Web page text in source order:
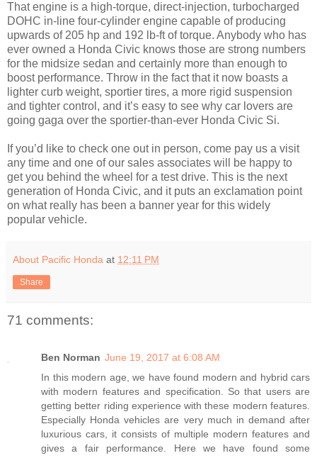
That engine is a high-torque, direct-injection, turbocharged
DOHC in-line four-cylinder engine capable of producing
upwards of 205 hp and 192 lb-ft of torque. Anybody who has
ever owned a Honda Civic knows those are strong numbers
for the midsize sedan and certainly more than enough to
boost performance. Throw in the fact that it now boasts a
lighter curb weight, sportier tires, a more rigid suspension
and tighter control, and it’s easy to see why car lovers are
going gaga over the sportier-than-ever Honda Civic Si.
If you’d like to check one out in person, come pay us a visit
any time and one of our sales associates will be happy to
get you behind the wheel for a test drive. This is the next
generation of Honda Civic, and it puts an exclamation point
on what really has been a banner year for this widely
popular vehicle.
About Pacific Honda at 12:11 PM
Share
71 comments:
Ben Norman June 19, 2017 at 6:08 AM
In this modern age, we have found modern and hybrid cars
with modern features and specification. So that users are
getting better riding experience with these modern features.
Especially Honda vehicles are very much in demand after
luxurious cars, it consists of multiple modern features and
gives a fair performance. Here we have found some